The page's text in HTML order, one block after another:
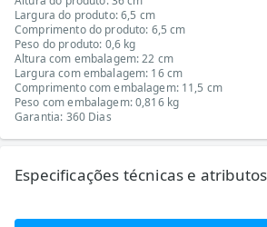
Largura do produto: 6,5 cm
Comprimento do produto: 6,5 cm
Peso do produto: 0,6 kg
Altura com embalagem: 22 cm
Largura com embalagem: 16 cm
Comprimento com embalagem: 11,5 cm
Peso com embalagem: 0,816 kg
Garantia: 360 Dias
Especificações técnicas e atributos